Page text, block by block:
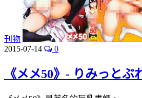
刊物
2015-07-14
0
《メメ50》- りみっとぶ